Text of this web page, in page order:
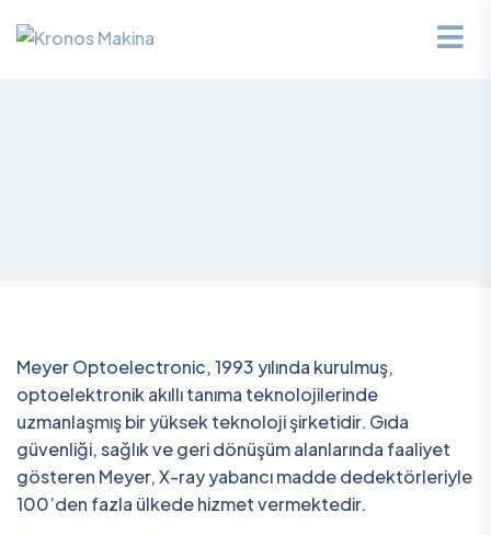
Meyer Optoelectronic, 1993 yılında kurulmuş,
optoelektronik akıllı tanıma teknolojilerinde
uzmanlaşmış bir yüksek teknoloji şirketidir. Gıda
güvenliği, sağlık ve geri dönüşüm alanlarında faaliyet
gösteren Meyer, X-ray yabancı madde dedektörleriyle
100’den fazla ülkede hizmet vermektedir.